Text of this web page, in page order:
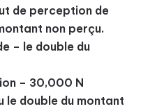
de perception de
non perçu.
– le double du
– 30,000 N
le double du montant